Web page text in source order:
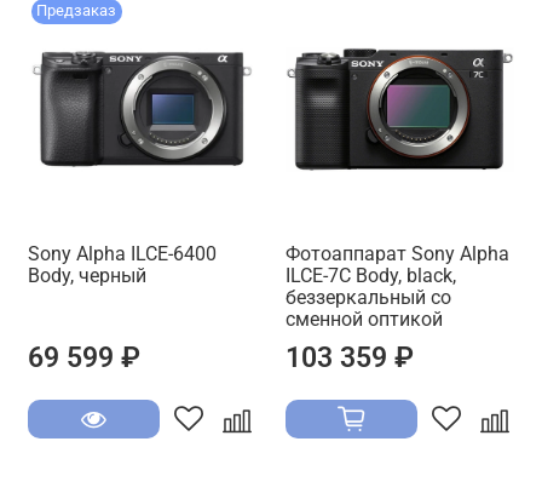
Предзаказ
Sony Alpha ILCE-6400
Body, черный
69 599 ₽
Фотоаппарат Sony Alpha
ILCE-7C Body, black,
беззеркальный со
сменной оптикой
103 359 ₽